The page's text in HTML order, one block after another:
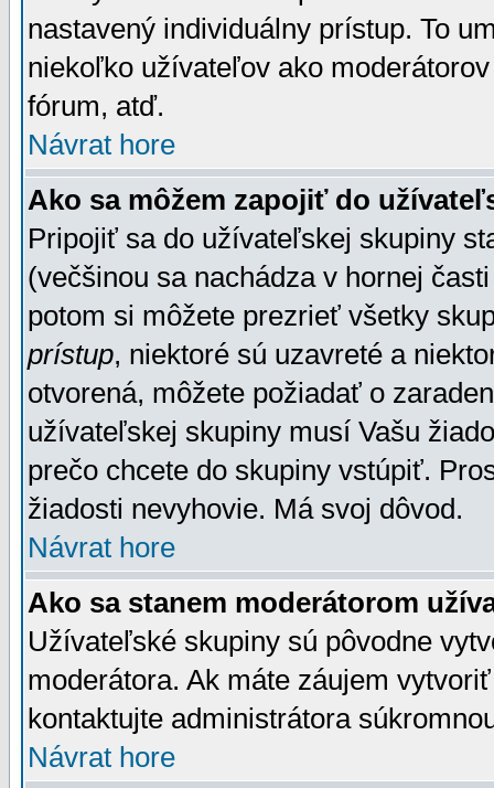
nastavený individuálny prístup. To
niekoľko užívateľov ako
fórum, atď.
Návrat hore
Ako sa môžem zapojiť do
Pripojiť sa do užívateľskej skupiny
(večšinou sa nachádza v hornej
potom si môžete prezrieť všetky
prístup, niektoré sú uzavreté a
otvorená, môžete požiadať o
užívateľskej skupiny musí Vašu
prečo chcete do skupiny vstúpiť.
žiadosti nevyhovie. Má svoj dôvod.
Návrat hore
Ako sa stanem moderátorom
Užívateľské skupiny sú pôvodne
moderátora. Ak máte záujem
kontaktujte administrátora
Návrat hore